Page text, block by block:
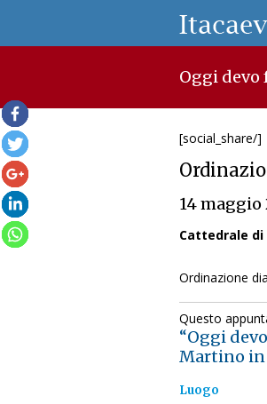
Oggi devo
[social_share/]
14 maggio
Cattedrale di
Ordinazione
Questo
“Oggi
Martino in
Luogo